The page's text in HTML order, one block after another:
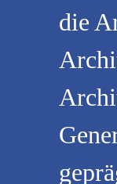
die